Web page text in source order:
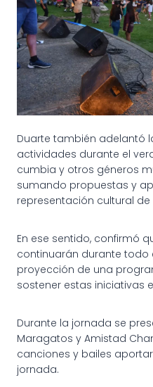
Duarte también adelantó
actividades durante el
cumbia y otros géneros
sumando propuestas y
representación cultural de
En ese sentido, confirmó
continuarán durante todo
proyección de una
sostener estas iniciativas
Durante la jornada se
Maragatos y Amistad
canciones y bailes
jornada.